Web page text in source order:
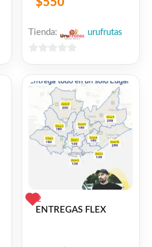
$550
Tienda: urufrutas
2
ENTREGAS FLEX